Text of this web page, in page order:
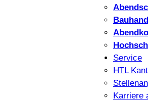
Service
HTL
Karriere